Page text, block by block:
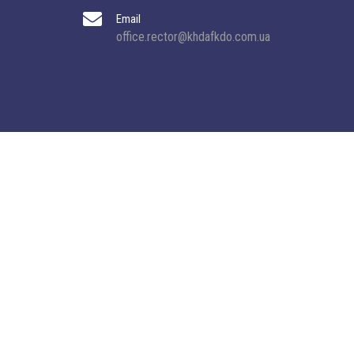
Email
office.rector@khdafkdo.com.ua